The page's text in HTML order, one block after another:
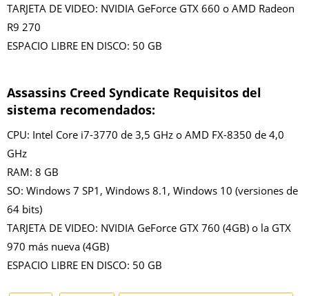
TARJETA DE VIDEO: NVIDIA GeForce GTX 660 o AMD Radeon
R9 270
ESPACIO LIBRE EN DISCO: 50 GB
Assassins Creed Syndicate Requisitos del
sistema recomendados:
CPU: Intel Core i7-3770 de 3,5 GHz o AMD FX-8350 de 4,0
GHz
RAM: 8 GB
SO: Windows 7 SP1, Windows 8.1, Windows 10 (versiones de
64 bits)
TARJETA DE VIDEO: NVIDIA GeForce GTX 760 (4GB) o la GTX
970 más nueva (4GB)
ESPACIO LIBRE EN DISCO: 50 GB